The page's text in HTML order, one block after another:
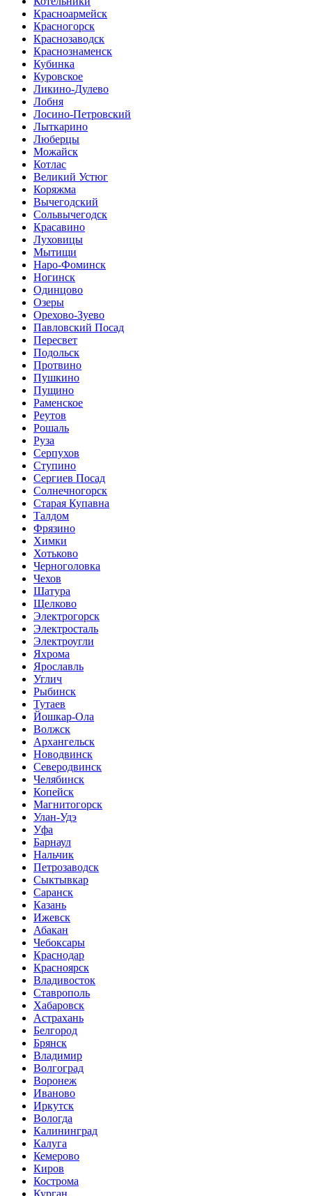
Красноармейск
Красногорск
Краснозаводск
Краснознаменск
Кубинка
Куровское
Ликино-Дулево
Лобня
Лосино-Петровский
Лыткарино
Люберцы
Можайск
Котлас
Великий Устюг
Коряжма
Вычегодский
Сольвычегодск
Красавино
Луховицы
Мытищи
Наро-Фоминск
Ногинск
Одинцово
Озеры
Орехово-Зуево
Павловский Посад
Пересвет
Подольск
Протвино
Пушкино
Пущино
Раменское
Реутов
Рошаль
Руза
Серпухов
Ступино
Сергиев Посад
Солнечногорск
Старая Купавна
Талдом
Фрязино
Химки
Хотьково
Черноголовка
Чехов
Шатура
Щелково
Электрогорск
Электросталь
Электроугли
Яхрома
Ярославль
Углич
Рыбинск
Тутаев
Йошкар-Ола
Волжск
Архангельск
Новодвинск
Северодвинск
Челябинск
Копейск
Магнитогорск
Улан-Удэ
Уфа
Барнаул
Нальчик
Петрозаводск
Сыктывкар
Саранск
Казань
Ижевск
Абакан
Чебоксары
Краснодар
Красноярск
Владивосток
Ставрополь
Хабаровск
Астрахань
Белгород
Брянск
Владимир
Волгоград
Воронеж
Иваново
Иркутск
Вологда
Калининград
Калуга
Кемерово
Киров
Кострома